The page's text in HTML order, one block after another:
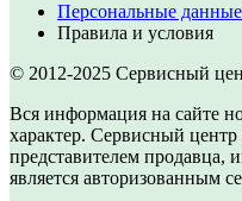
Персональные данные
Правила и условия
© 2012-2025 Сервисный
Вся информация на сайте
характер. Сервисный
представителем продавца,
является авторизованным